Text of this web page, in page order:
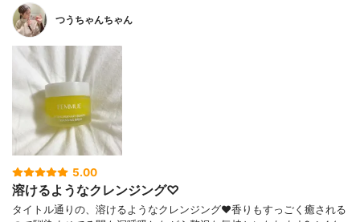
つうちゃんちゃん
5.00
溶けるようなクレンジング♡
タイトル通りの、溶けるようなクレンジング❤️香りもすっごく癒される